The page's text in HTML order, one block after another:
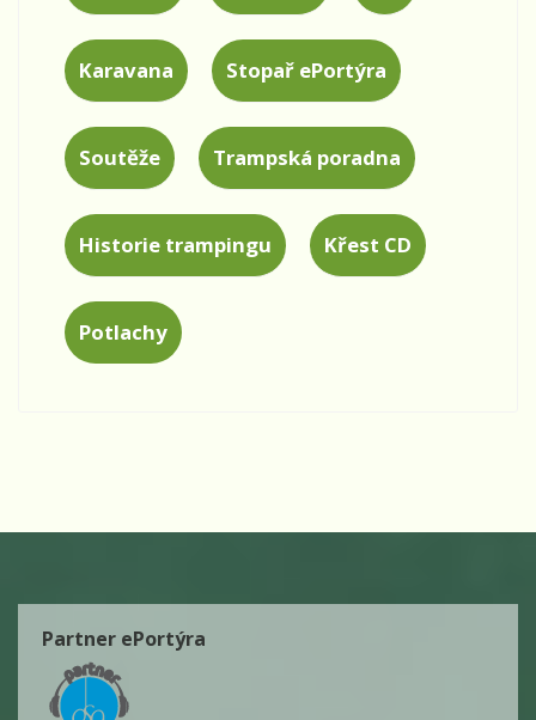
Karavana Stopař ePortýra
Soutěže Trampská poradna
Historie trampingu Křest CD
Potlachy
Partner ePortýra